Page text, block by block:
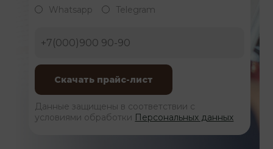
Whatsapp Telegram
Данные защищены в соответствии с
условиями обработки Персональных данных